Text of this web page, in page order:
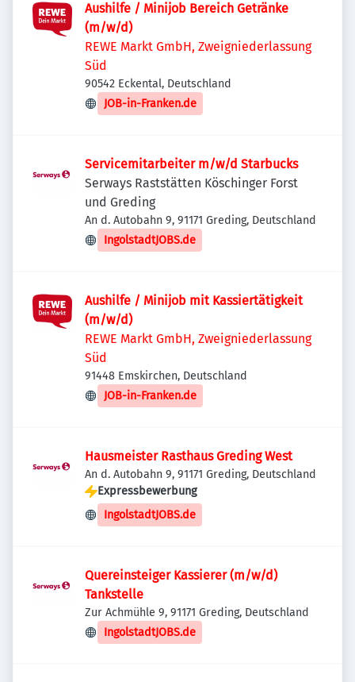
Aushilfe / Minijob Bereich Getränke
(m/w/d)
REWE Markt GmbH, Zweigniederlassung
Süd
90542 Eckental, Deutschland
JOB-in-Franken.de
Servicemitarbeiter m/w/d Starbucks
Serways Raststätten Köschinger Forst
und Greding
An d. Autobahn 9, 91171 Greding, Deutschland
IngolstadtJOBS.de
Aushilfe / Minijob mit Kassiertätigkeit
(m/w/d)
REWE Markt GmbH, Zweigniederlassung
Süd
91448 Emskirchen, Deutschland
JOB-in-Franken.de
Hausmeister Rasthaus Greding West
An d. Autobahn 9, 91171 Greding, Deutschland
Expressbewerbung
IngolstadtJOBS.de
Quereinsteiger Kassierer (m/w/d)
Tankstelle
Zur Achmühle 9, 91171 Greding, Deutschland
IngolstadtJOBS.de